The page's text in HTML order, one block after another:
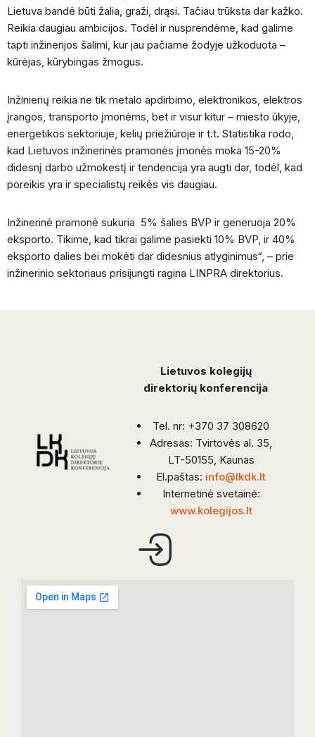
Lietuva bandė būti žalia, graži, drąsi. Tačiau trūksta dar kažko.
Reikia daugiau ambicijos. Todėl ir nusprendėme, kad galime
tapti inžinerijos šalimi, kur jau pačiame žodyje užkoduota –
kūrėjas, kūrybingas žmogus.
Inžinierių reikia ne tik metalo apdirbimo, elektronikos, elektros
įrangos, transporto įmonėms, bet ir visur kitur – miesto ūkyje,
energetikos sektoriuje, kelių priežiūroje ir t.t. Statistika rodo,
kad Lietuvos inžinerinės pramonės įmonės moka 15-20%
didesnį darbo užmokestį ir tendencija yra augti dar, todėl, kad
poreikis yra ir specialistų reikės vis daugiau.
Inžinerinė pramonė sukuria 5% šalies BVP ir generuoja 20%
eksporto. Tikime, kad tikrai galime pasiekti 10% BVP, ir 40%
eksporto dalies bei mokėti dar didesnius atlyginimus“, – prie
inžinerinio sektoriaus prisijungti ragina LINPRA direktorius.
Lietuvos kolegijų
direktorių konferencija
Tel. nr: +370 37 308620
Adresas: Tvirtovės al. 35,
LT-50155, Kaunas
El.paštas: info@lkdk.lt
Internetinė svetainė:
www.kolegijos.lt